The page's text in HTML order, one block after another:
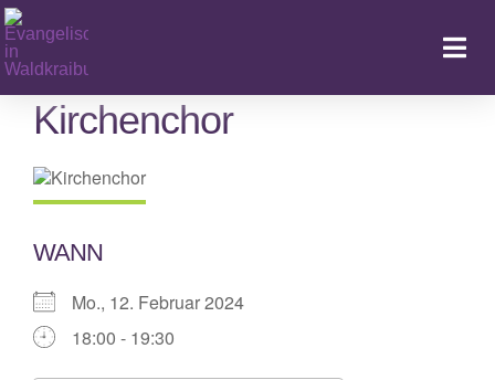
Zum
Inhalt
springen
Kirchenchor
WANN
Mo., 12. Februar 2024
18:00 - 19:30